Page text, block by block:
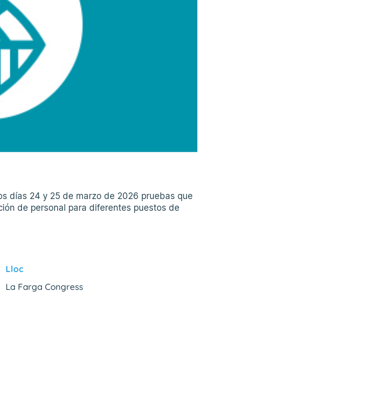
días 24 y 25 de marzo de 2026 pruebas que
de personal para diferentes puestos de
Lloc
La Farga Congress